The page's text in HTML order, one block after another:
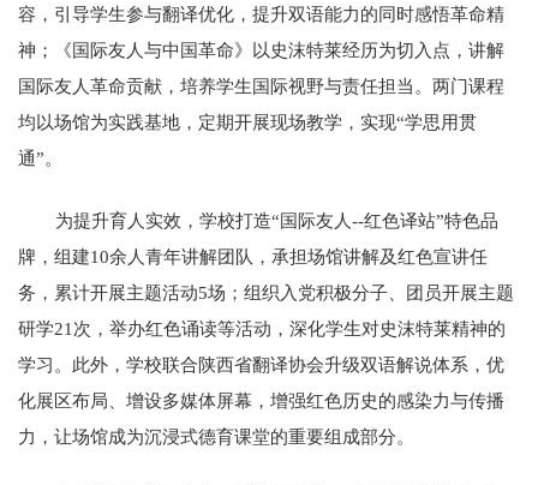
容，引导学生参与翻译优化，提升双语能力的同时感悟革命精
神；《国际友人与中国革命》以史沫特莱经历为切入点，讲解
国际友人革命贡献，培养学生国际视野与责任担当。两门课程
均以场馆为实践基地，定期开展现场教学，实现“学思用贯
通”。
为提升育人实效，学校打造“国际友人--红色译站”特色品
牌，组建10余人青年讲解团队，承担场馆讲解及红色宣讲任
务，累计开展主题活动5场；组织入党积极分子、团员开展主题
研学21次，举办红色诵读等活动，深化学生对史沫特莱精神的
学习。此外，学校联合陕西省翻译协会升级双语解说体系，优
化展区布局、增设多媒体屏幕，增强红色历史的感染力与传播
力，让场馆成为沉浸式德育课堂的重要组成部分。